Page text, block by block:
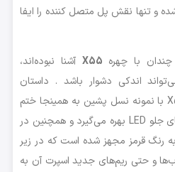
و تنها نقش پل متصل کننده را ایفا
با چهره X55 آشنا نبوده‌اند،
اندکی دشوار باشد . داستان
تفاوت‌های میان نسخه پرو X55 با نمونه نسل پشین به همینجا ختم
نمی‌شود . این خودرو از چراغ‌های جلو LED بهره می‌گیرد و همچنین در
رنگ قرمز مجهز شده است که در زیر
و حتی ریم‌های جدید اسپرت آن به